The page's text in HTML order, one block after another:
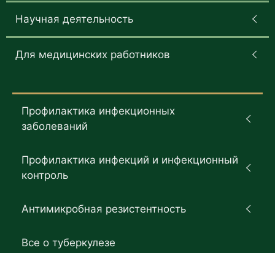
Научная деятельность
Для медицинских работников
Профилактика инфекционных
заболеваний
Профилактика инфекций и инфекционный
контроль
Антимикробная резистентность
Все о туберкулезе